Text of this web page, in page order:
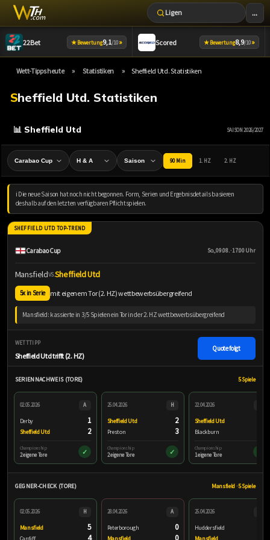
Zum
Inhalt
springen
Ligen ...
22Bet ★Bewertung9,1/10» Scored ★Bewertung8,9/10»
Wett-Tipps heute » Statistiken » Sheffield Utd. Statistiken
Sheffield Utd. Statistiken
📊 Sheffield Utd SAISON 2026/2027
90 Min 1. HZ 2. HZ
ℹ️ Die neue Saison hat noch nicht begonnen. Form, Serien und Ergebnisdetails basieren
deshalb auf den letzten verfügbaren Pflichtspielen.
SHEFFIELD UTD TOP-TREND
Carabao Cup So., 09.08. · 17:00 Uhr
MansfieldVS.Sheffield Utd
5x in Serie mit eigenem Tor (2. HZ) wettbewerbsübergreifend
Mansfield: kassierte in 3/5 Spielen ein Tor in der 2. HZ wettbewerbsübergreifend
WETTTIPP
Sheffield Utd trifft (2. HZ)
Quote folgt
SERIENNACHWEIS (TORE) 5 Spiele
02.05.2026 A
Derby 1
Sheffield Utd 2
Championship
2 eigene Tore ✓
25.04.2026 H
Sheffield Utd 2
Preston 3
Championship
2 eigene Tore ✓
22.04.2026
Sheffield Utd
Blackburn
Championship
1 eigene Tore
GEGNER-CHECK (TORE) Mansfield · 5 Spiele
02.05.2026 H
Mansfield 5
Cardiff 4
28.04.2026 A
Peterborough 0
Mansfield 0
25.04.2026
Huddersfield
Mansfield